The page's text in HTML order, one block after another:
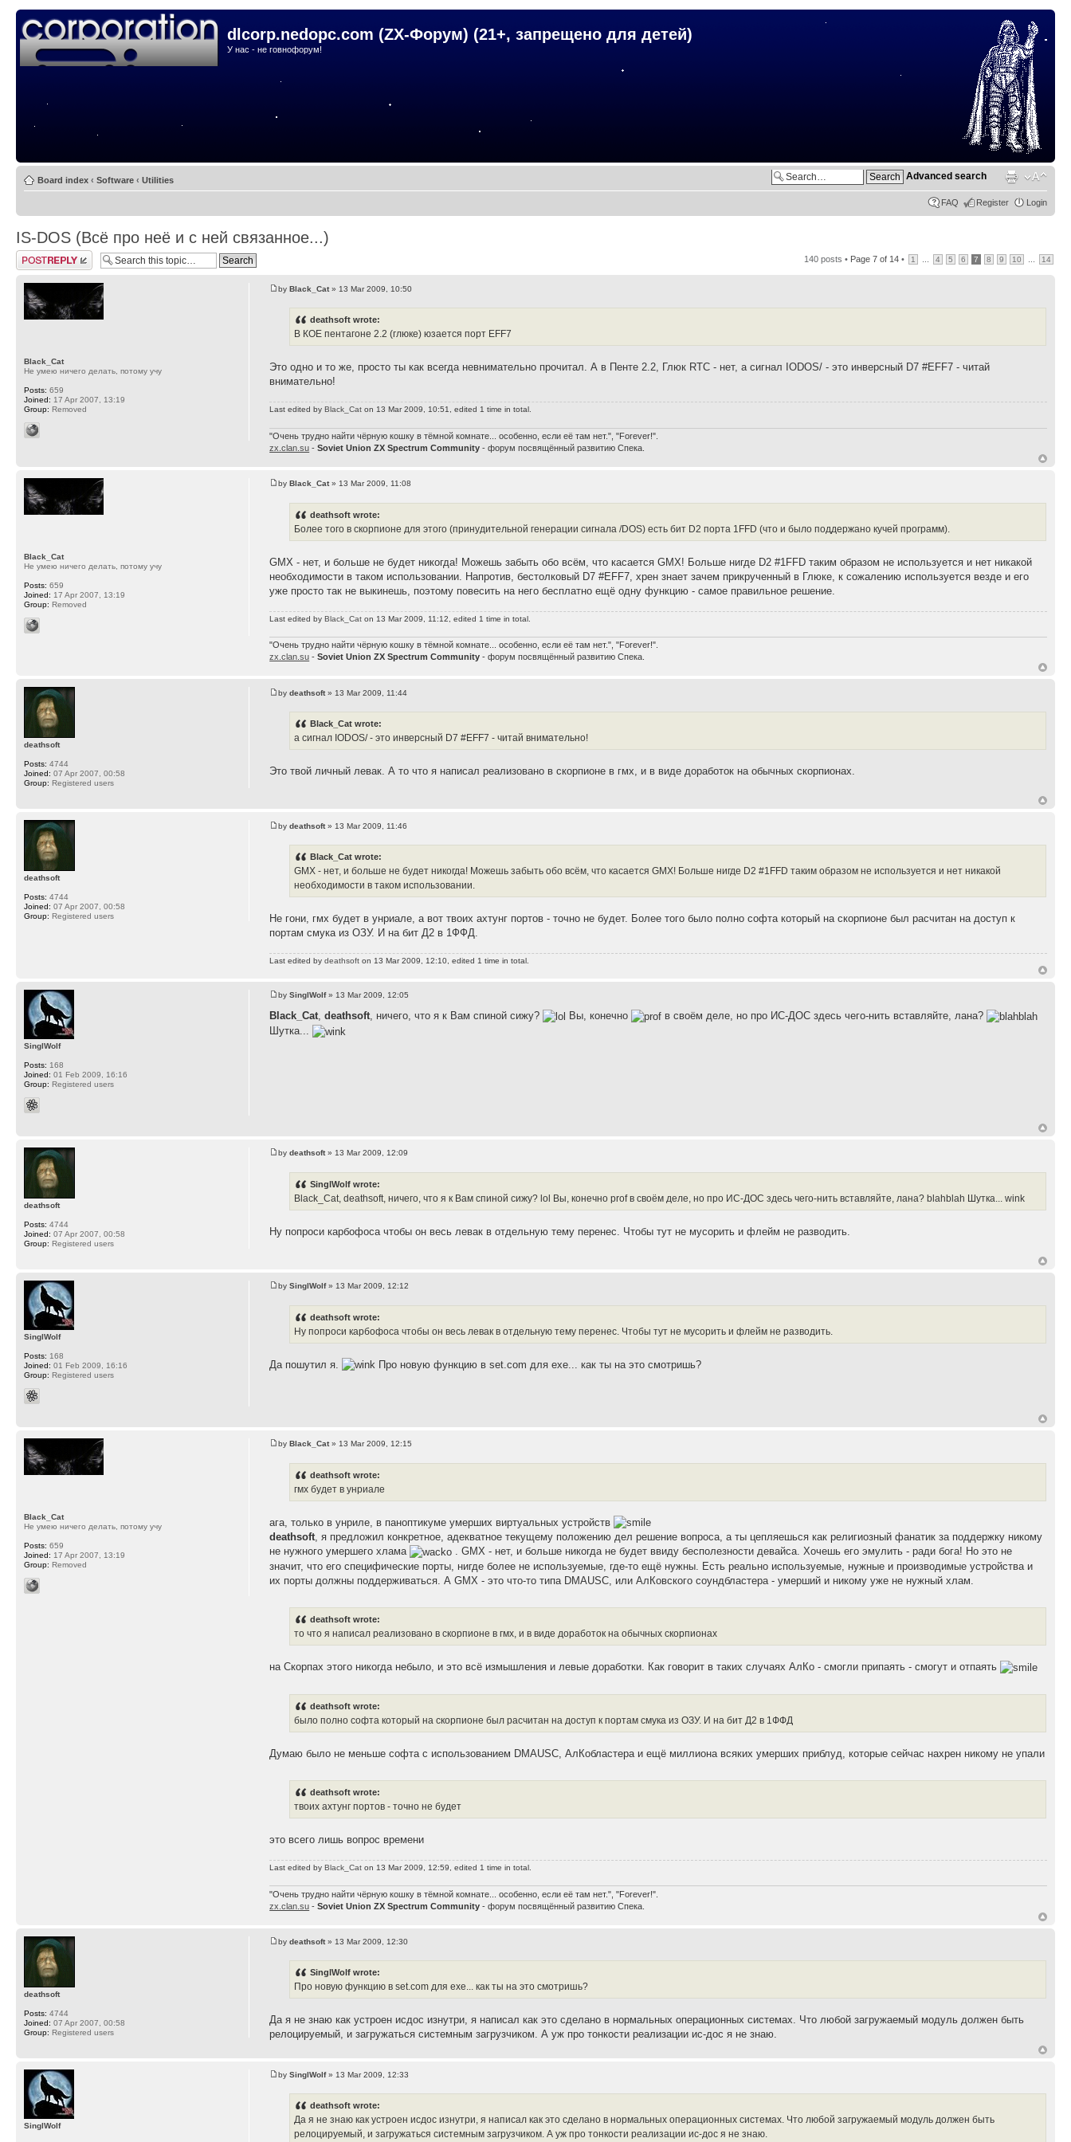
dlcorp.nedopc.com (ZX-Форум) (21+, запрещено для детей)
У нас - не говнофорум!
Board index ‹ Software ‹ Utilities Advanced search
FAQ Register Login
IS-DOS (Всё про неё и с ней связанное...)
Post a reply 140 posts • Page 7 of 14 • 1 4 5 6 7 8 9 10 14
byBlack_Cat» 13 Mar 2009, 10:50
deathsoft wrote:
В КОЕ пентагоне 2.2 (глюке) юзается порт EFF7
Это одно и то же, просто ты как всегда невнимательно прочитал. А в Пенте 2.2, Глюк RTC - нет, а сигнал IODOS/ - это инверсный D7 #EFF7 - читай
внимательно!
Last edited byBlack_Cat on 13 Mar 2009, 10:51, edited 1 time in total.
"Очень трудно найти чёрную кошку в тёмной комнате... особенно, если её там нет.", "Forever!".
zx.clan.su -Soviet Union ZX Spectrum Community - форум посвящённый развитию Спека.
Black_Cat
Не умею ничего делать, потому учу
Posts: 659
Joined: 17 Apr 2007, 13:19
Group: Removed
by Black_Cat» 13 Mar 2009, 11:08
deathsoft wrote:
Более того в скорпионе для этого (принудительной генерации сигнала /DOS) есть бит D2 порта 1FFD (что и было поддержано кучей программ).
GMX - нет, и больше не будет никогда! Можешь забыть обо всём, что касается GMX! Больше нигде D2 #1FFD таким образом не используется и нет никакой
необходимости в таком использовании. Напротив, бестолковый D7 #EFF7, хрен знает зачем прикрученный в Глюке, к сожалению используется везде и его
уже просто так не выкинешь, поэтому повесить на него бесплатно ещё одну функцию - самое правильное решение.
Last edited byBlack_Cat on 13 Mar 2009, 11:12, edited 1 time in total.
"Очень трудно найти чёрную кошку в тёмной комнате... особенно, если её там нет.", "Forever!".
zx.clan.su -Soviet Union ZX Spectrum Community - форум посвящённый развитию Спека.
Black_Cat
Не умею ничего делать, потому учу
Posts: 659
Joined: 17 Apr 2007, 13:19
Group: Removed
bydeathsoft» 13 Mar 2009, 11:44
Black_Cat wrote:
а сигнал IODOS/ - это инверсный D7 #EFF7 - читай внимательно!
Это твой личный левак. А то что я написал реализовано в скорпионе в гмх, и в виде доработок на обычных скорпионах.
deathsoft
Posts: 4744
Joined: 07 Apr 2007, 00:58
Group: Registered users
bydeathsoft» 13 Mar 2009, 11:46
Black_Cat wrote:
GMX - нет, и больше не будет никогда! Можешь забыть обо всём, что касается GMX! Больше нигде D2 #1FFD таким образом не используется и нет никакой
необходимости в таком использовании.
Не гони, гмх будет в унриале, а вот твоих ахтунг портов - точно не будет. Более того было полно софта который на скорпионе был расчитан на доступ к
портам смука из ОЗУ. И на бит Д2 в 1ФФД.
Last edited bydeathsoft on 13 Mar 2009, 12:10, edited 1 time in total.
deathsoft
Posts: 4744
Joined: 07 Apr 2007, 00:58
Group: Registered users
bySinglWolf» 13 Mar 2009, 12:05
Black_Cat,deathsoft, ничего, что я к Вам спиной сижу? Вы, конечно
в своём деле, но про ИС-ДОС здесь чего-нить вставляйте, лана?
Шутка...
SinglWolf
Posts: 168
Joined: 01 Feb 2009, 16:16
Group: Registered users
bydeathsoft» 13 Mar 2009, 12:09
SinglWolf wrote:
Black_Cat, deathsoft, ничего, что я к Вам спиной сижу? lol Вы, конечно prof в своём деле, но про ИС-ДОС здесь чего-нить вставляйте, лана? blahblah Шутка... wink
Ну попроси карбофоса чтобы он весь левак в отдельную тему перенес. Чтобы тут не мусорить и флейм не разводить.
deathsoft
Posts: 4744
Joined: 07 Apr 2007, 00:58
Group: Registered users
bySinglWolf» 13 Mar 2009, 12:12
deathsoft wrote:
Ну попроси карбофоса чтобы он весь левак в отдельную тему перенес. Чтобы тут не мусорить и флейм не разводить.
Да пошутил я. Про новую функцию в set.com для exe... как ты на это смотришь?
SinglWolf
Posts: 168
Joined: 01 Feb 2009, 16:16
Group: Registered users
by Black_Cat» 13 Mar 2009, 12:15
deathsoft wrote:
гмх будет в унриале
ага, только в унриле, в паноптикуме умерших виртуальных устройств
deathsoft, я предложил конкретное, адекватное текущему положению дел решение вопроса, а ты цепляешься как религиозный фанатик за поддержку никому
не нужного умершего хлама
. GMX - нет, и больше никогда не будет ввиду бесполезности девайса. Хочешь его эмулить - ради бога! Но это не
значит, что его специфические порты, нигде более не используемые, где-то ещё нужны. Есть реально используемые, нужные и производимые устройства и
их порты должны поддерживаться. А GMX - это что-то типа DMAUSC, или АлКовского соундбластера - умерший и никому уже не нужный хлам.
deathsoft wrote:
то что я написал реализовано в скорпионе в гмх, и в виде доработок на обычных скорпионах
на Скорпах этого никогда небыло, и это всё измышления и левые доработки. Как говорит в таких случаях АлКо - смогли припаять - смогут и отпаять
deathsoft wrote:
было полно софта который на скорпионе был расчитан на доступ к портам смука из ОЗУ. И на бит Д2 в 1ФФД
Думаю было не меньше софта с использованием DMAUSC, АлКобластера и ещё миллиона всяких умерших приблуд, которые сейчас нахрен никому не упали
deathsoft wrote:
твоих ахтунг портов - точно не будет
это всего лишь вопрос времени
Last edited byBlack_Cat on 13 Mar 2009, 12:59, edited 1 time in total.
"Очень трудно найти чёрную кошку в тёмной комнате... особенно, если её там нет.", "Forever!".
zx.clan.su -Soviet Union ZX Spectrum Community - форум посвящённый развитию Спека.
Black_Cat
Не умею ничего делать, потому учу
Posts: 659
Joined: 17 Apr 2007, 13:19
Group: Removed
bydeathsoft» 13 Mar 2009, 12:30
SinglWolf wrote:
Про новую функцию в set.com для exe... как ты на это смотришь?
Да я не знаю как устроен исдос изнутри, я написал как это сделано в нормальных операционных системах. Что любой загружаемый модуль должен быть
релоцируемый, и загружаться системным загрузчиком. А уж про тонкости реализации ис-дос я не знаю.
deathsoft
Posts: 4744
Joined: 07 Apr 2007, 00:58
Group: Registered users
bySinglWolf» 13 Mar 2009, 12:33
deathsoft wrote:
Да я не знаю как устроен исдос изнутри, я написал как это сделано в нормальных операционных системах. Что любой загружаемый модуль должен быть
релоцируемый, и загружаться системным загрузчиком. А уж про тонкости реализации ис-дос я не знаю.
SinglWolf